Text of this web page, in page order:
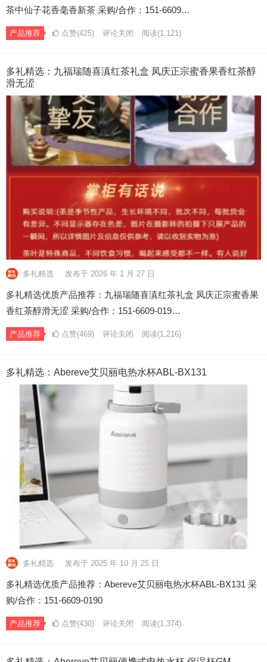
茶中仙子花香毫香新茶 采购/合作：151-6609…
产品推荐 点赞(425) 评论关闭 阅读(1,121)
多礼精选：九福瑞随喜滇红茶礼盒 凤庆正宗蜜香果香红茶醇
滑无涩
多礼精选 发布于 2026 年 1 月 27 日
多礼精选优质产品推荐：九福瑞随喜滇红茶礼盒 凤庆正宗蜜香果
香红茶醇滑无涩 采购/合作：151-6609-019…
产品推荐 点赞(469) 评论关闭 阅读(1,216)
多礼精选：Abereve艾贝丽电热水杯ABL-BX131
多礼精选 发布于 2025 年 10 月 25 日
多礼精选优质产品推荐：Abereve艾贝丽电热水杯ABL-BX131 采
购/合作：151-6609-0190
产品推荐 点赞(430) 评论关闭 阅读(1,374)